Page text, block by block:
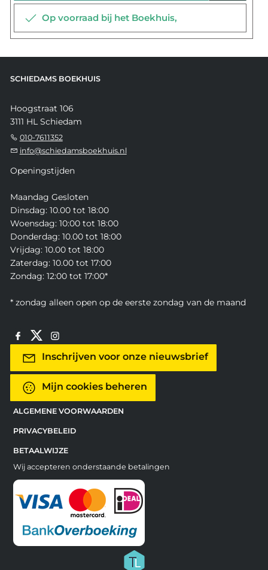
Op voorraad bij het Boekhuis,
SCHIEDAMS BOEKHUIS
Hoogstraat 106
3111 HL Schiedam
010-7611352
info@schiedamsboekhuis.nl
Openingstijden
Maandag Gesloten
Dinsdag: 10.00 tot 18:00
Woensdag: 10:00 tot 18:00
Donderdag: 10.00 tot 18:00
Vrijdag: 10.00 tot 18:00
Zaterdag: 10.00 tot 17:00
Zondag: 12:00 tot 17:00*
* zondag alleen open op de eerste zondag van de maand
Inschrijven voor onze nieuwsbrief
Mijn cookies beheren
ALGEMENE VOORWAARDEN
PRIVACYBELEID
BETAALWIJZE
Wij accepteren onderstaande betalingen